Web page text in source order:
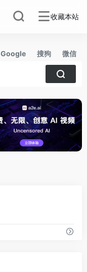
收藏本站
Google 搜狗 微信